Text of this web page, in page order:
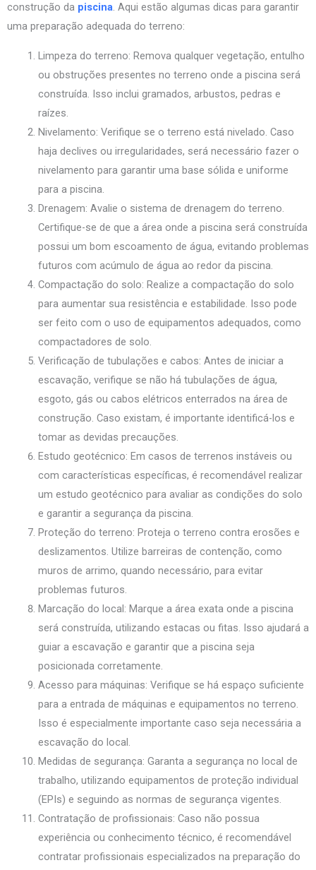
construção da piscina. Aqui estão algumas dicas para garantir
uma preparação adequada do terreno:
Limpeza do terreno: Remova qualquer vegetação, entulho
ou obstruções presentes no terreno onde a piscina será
construída. Isso inclui gramados, arbustos, pedras e
raízes.
Nivelamento: Verifique se o terreno está nivelado. Caso
haja declives ou irregularidades, será necessário fazer o
nivelamento para garantir uma base sólida e uniforme
para a piscina.
Drenagem: Avalie o sistema de drenagem do terreno.
Certifique-se de que a área onde a piscina será construída
possui um bom escoamento de água, evitando problemas
futuros com acúmulo de água ao redor da piscina.
Compactação do solo: Realize a compactação do solo
para aumentar sua resistência e estabilidade. Isso pode
ser feito com o uso de equipamentos adequados, como
compactadores de solo.
Verificação de tubulações e cabos: Antes de iniciar a
escavação, verifique se não há tubulações de água,
esgoto, gás ou cabos elétricos enterrados na área de
construção. Caso existam, é importante identificá-los e
tomar as devidas precauções.
Estudo geotécnico: Em casos de terrenos instáveis ou
com características específicas, é recomendável realizar
um estudo geotécnico para avaliar as condições do solo
e garantir a segurança da piscina.
Proteção do terreno: Proteja o terreno contra erosões e
deslizamentos. Utilize barreiras de contenção, como
muros de arrimo, quando necessário, para evitar
problemas futuros.
Marcação do local: Marque a área exata onde a piscina
será construída, utilizando estacas ou fitas. Isso ajudará a
guiar a escavação e garantir que a piscina seja
posicionada corretamente.
Acesso para máquinas: Verifique se há espaço suficiente
para a entrada de máquinas e equipamentos no terreno.
Isso é especialmente importante caso seja necessária a
escavação do local.
Medidas de segurança: Garanta a segurança no local de
trabalho, utilizando equipamentos de proteção individual
(EPIs) e seguindo as normas de segurança vigentes.
Contratação de profissionais: Caso não possua
experiência ou conhecimento técnico, é recomendável
contratar profissionais especializados na preparação do